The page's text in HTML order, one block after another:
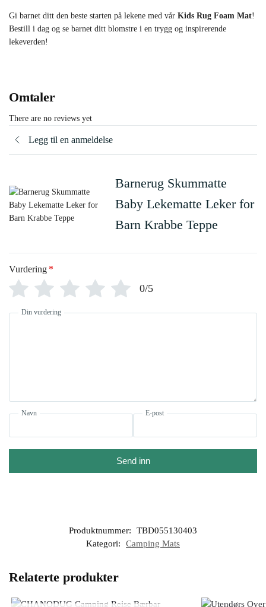
Gi barnet ditt den beste starten på lekene med vår Kids Rug Foam Mat!
Bestill i dag og se barnet ditt blomstre i en trygg og inspirerende
lekeverden!
Omtaler
There are no reviews yet
Legg til en anmeldelse
Barnerug Skummatte
Baby Lekematte Leker for
Barn Krabbe Teppe
Vurdering *
0/5
Din vurdering
Navn E-post
Send inn
Produktnummer:
TBD055130403
Kategori:
Camping Mats
Relaterte produkter